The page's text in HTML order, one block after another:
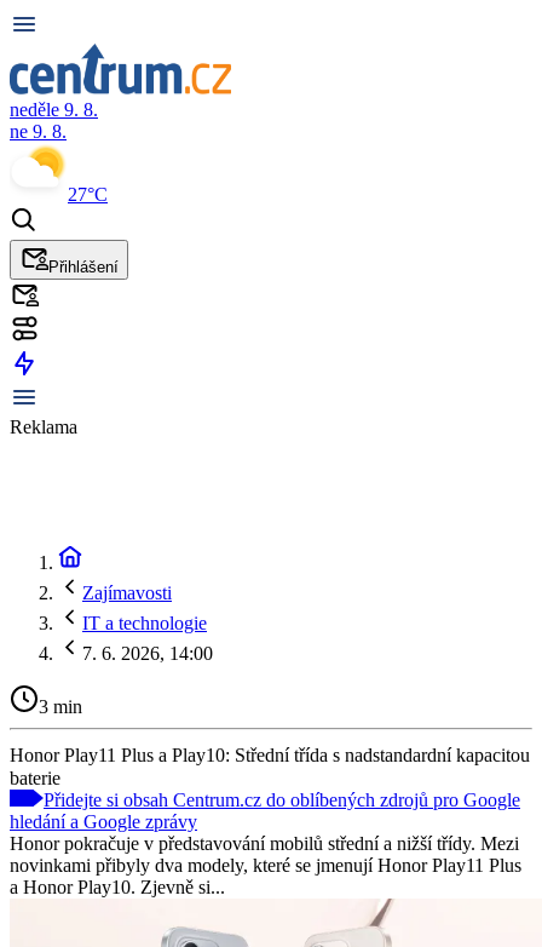
neděle 9. 8.
ne 9. 8.
27°C
Přihlášení
Reklama
Zajímavosti
IT a technologie
7. 6. 2026, 14:00
3 min
Honor Play11 Plus a Play10: Střední třída s nadstandardní kapacitou
baterie
Přidejte si obsah Centrum.cz do oblíbených zdrojů pro Google
hledání a Google zprávy
Honor pokračuje v představování mobilů střední a nižší třídy. Mezi
novinkami přibyly dva modely, které se jmenují Honor Play11 Plus
a Honor Play10. Zjevně si...